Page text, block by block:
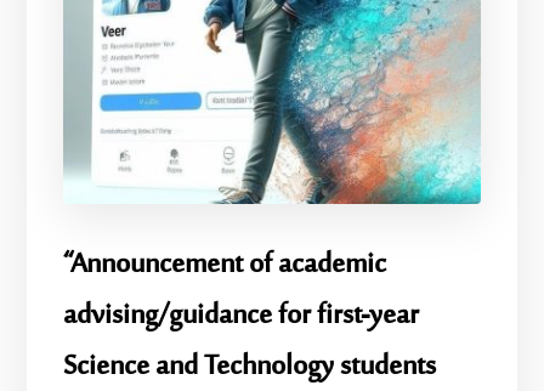
“Announcement of academic
advising/guidance for first-year
Science and Technology students